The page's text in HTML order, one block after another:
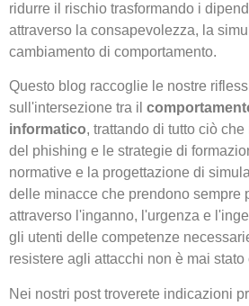
ridurre il rischio trasformando i
attraverso la consapevolezza, la
cambiamento di comportamento.
Questo blog raccoglie le nostre
sull'intersezione tra il
informatico, trattando di tutto ciò
del phishing e le strategie di
normative e la progettazione di
delle minacce che prendono sempre
attraverso l'inganno, l'urgenza e
gli utenti delle competenze
resistere agli attacchi non è mai stato
Nei nostri post troverete indicazioni